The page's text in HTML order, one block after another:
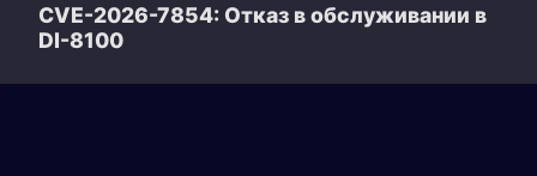
CVE-2026-7854: Отказ в обслуживании в
DI-8100